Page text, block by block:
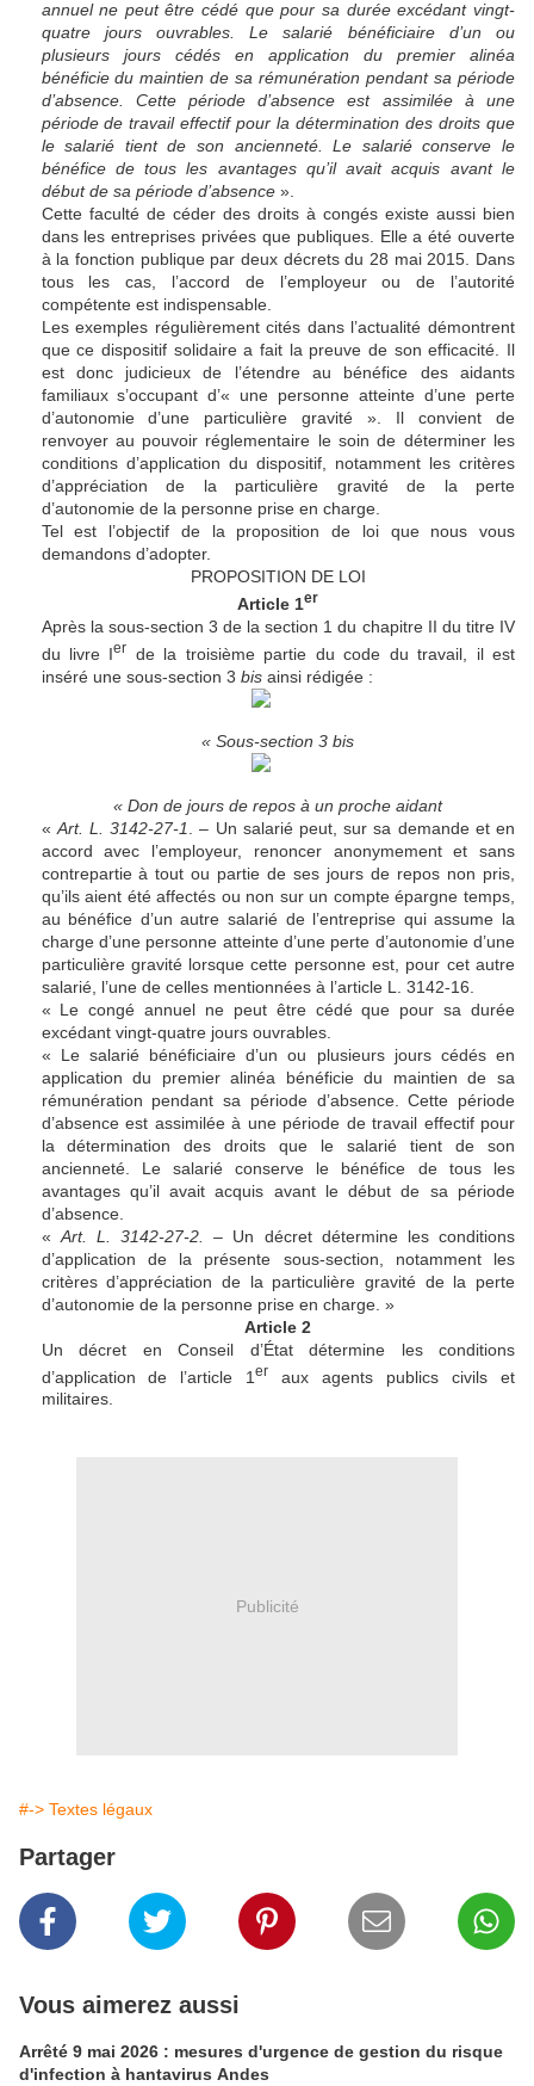
annuel ne peut être cédé que pour sa durée excédant vingt-
quatre jours ouvrables. Le salarié bénéficiaire d’un ou
plusieurs jours cédés en application du premier alinéa
bénéficie du maintien de sa rémunération pendant sa période
d’absence. Cette période d’absence est assimilée à une
période de travail effectif pour la détermination des droits que
le salarié tient de son ancienneté. Le salarié conserve le
bénéfice de tous les avantages qu’il avait acquis avant le
début de sa période d’absence».
Cette faculté de céder des droits à congés existe aussi bien
dans les entreprises privées que publiques. Elle a été ouverte
à la fonction publique par deux décrets du 28 mai 2015. Dans
tous les cas, l’accord de l’employeur ou de l’autorité
compétente est indispensable.
Les exemples régulièrement cités dans l’actualité démontrent
que ce dispositif solidaire a fait la preuve de son efficacité. Il
est donc judicieux de l’étendre au bénéfice des aidants
familiaux s’occupant d’« une personne atteinte d’une perte
d’autonomie d’une particulière gravité ». Il convient de
renvoyer au pouvoir réglementaire le soin de déterminer les
conditions d’application du dispositif, notamment les critères
d’appréciation de la particulière gravité de la perte
d’autonomie de la personne prise en charge.
Tel est l’objectif de la proposition de loi que nous vous
demandons d’adopter.
PROPOSITION DE LOI
Article 1er
Après la sous-section 3 de la section 1 du chapitre II du titre IV
du livre Ier
de la troisième partie du code du travail, il est
inséré une sous-section 3 bisainsi rédigée :
« Sous-section 3 bis
« Don de jours de repos à un proche aidant
« Art. L. 3142-27-1
. – Un salarié peut, sur sa demande et en
accord avec l’employeur, renoncer anonymement et sans
contrepartie à tout ou partie de ses jours de repos non pris,
qu’ils aient été affectés ou non sur un compte épargne temps,
au bénéfice d’un autre salarié de l’entreprise qui assume la
charge d’une personne atteinte d’une perte d’autonomie d’une
particulière gravité lorsque cette personne est, pour cet autre
salarié, l’une de celles mentionnées à l’article L. 3142-16.
« Le congé annuel ne peut être cédé que pour sa durée
excédant vingt-quatre jours ouvrables.
« Le salarié bénéficiaire d’un ou plusieurs jours cédés en
application du premier alinéa bénéficie du maintien de sa
rémunération pendant sa période d’absence. Cette période
d’absence est assimilée à une période de travail effectif pour
la détermination des droits que le salarié tient de son
ancienneté. Le salarié conserve le bénéfice de tous les
avantages qu’il avait acquis avant le début de sa période
d’absence.
« Art. L. 3142-27-2.– Un décret détermine les conditions
d’application de la présente sous-section, notamment les
critères d’appréciation de la particulière gravité de la perte
d’autonomie de la personne prise en charge. »
Article 2
Un décret en Conseil d’État détermine les conditions
d’application de l’article 1er
aux agents publics civils et
militaires.
Publicité
#-> Textes légaux
Partager
Vous aimerez aussi
Arrêté 9 mai 2026 : mesures d'urgence de gestion du risque
d'infection à hantavirus Andes